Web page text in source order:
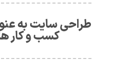
طراحی سایت به
کسب‌ و کار